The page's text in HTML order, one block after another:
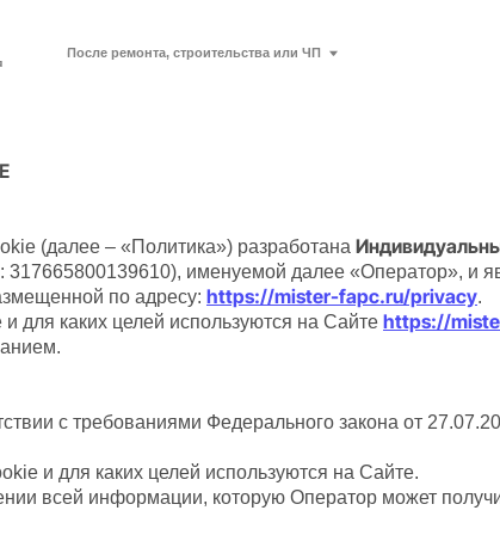
После ремонта, строительства или ЧП
(далее – «Политика») разработана
именуемой далее «Оператор», и
по адресу: https://mister-fapc.ru/privacy.
для каких целей используются на Сайте https://
с требованиями Федерального закона от
и для каких целей используются на Сайте.
всей информации, которую Оператор может